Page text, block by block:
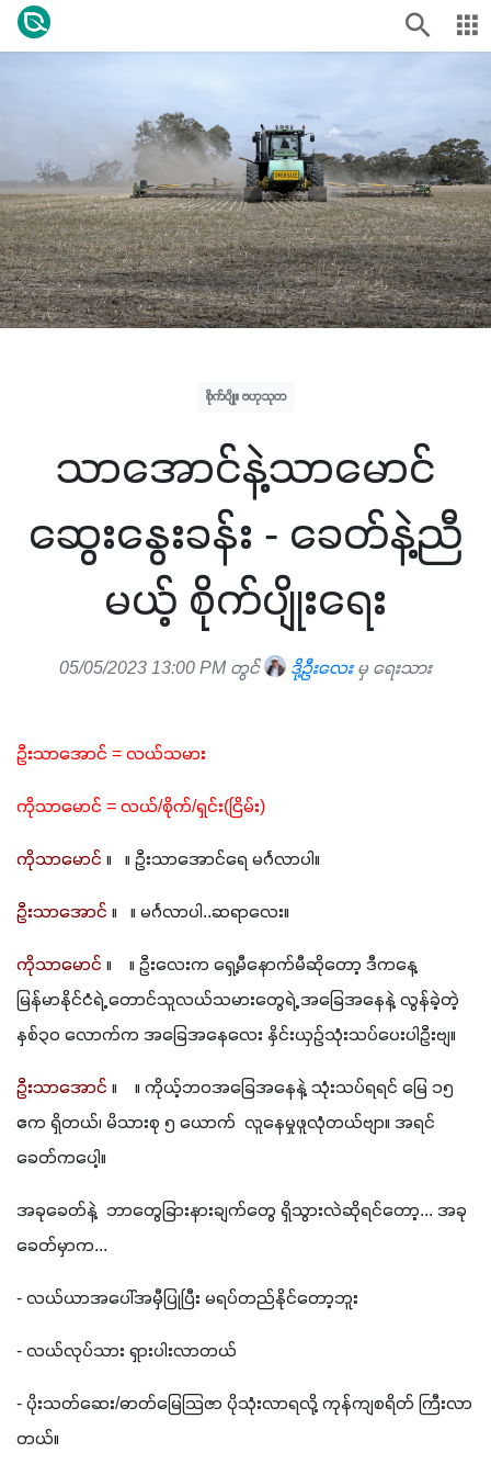
စိုက်ပျိုး ဗဟုသုတ
သာအောင်နဲ့သာမောင်
ဆွေးနွေးခန်း - ခေတ်နဲ့ညီ
မယ့် စိုက်ပျိုးရေး
05/05/2023 13:00 PM တွင် ဒို့ဦး​လေးမှ ရေးသား
ဦးသာအောင် = လယ်သမား
ကိုသာမောင် = လယ်/စိုက်/ရှင်း(ငြိမ်း)
ကိုသာမောင် ။   ။ ဦးသာအောင်ရေ မင်္ဂလာပါ။
ဦးသာအောင် ။   ။ မင်္ဂလာပါ..ဆရာလေး။
ကိုသာမောင် ။    ။ ဦးလေးက ရှေ့မီနောက်မီဆိုတော့ ဒီကနေ့
မြန်မာနိုင်ငံရဲ့ တောင်သူလယ်သမားတွေရဲ့ အခြေအနေနဲ့ လွန်ခဲ့တဲ့
နှစ်၃၀ လောက်က အခြေအနေလေး နှိင်းယှဉ်သုံးသပ်ပေးပါဦးဗျ။
ဦးသာအောင် ။    ။ ကိုယ့်ဘဝအခြေအနေနဲ့ သုံးသပ်ရရင် မြေ ၁၅
ဧက ရှိတယ်၊ မိသားစု ၅ ယောက်  လူနေမှုဖူလုံတယ်ဗျာ။ အရင်
ခေတ်ကပေါ့။
အခုခေတ်နဲ့  ဘာတွေခြားနားချက်တွေ ရှိသွားလဲဆိုရင်တော့... အခု
ခေတ်မှာက...
- လယ်ယာအပေါ်အမှီပြုပြီး မရပ်တည်နိုင်တော့ဘူး
- လယ်လုပ်သား ရှားပါးလာတယ်
- ပိုးသတ်ဆေး/ဓာတ်မြေသြဇာ ပိုသုံးလာရလို့ ကုန်ကျစရိတ် ကြီးလာ
တယ်။